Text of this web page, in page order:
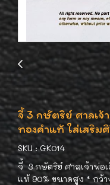
จี้ 3 กษัตริย์ ศาลเจ้
ทองคำแท้ ใส่เสริม
SKU : GK014
จี้ 3 กษัตริย์ ศาลเจ้าพ่อ
แท้ 90% ขนาดสูง * กว้า